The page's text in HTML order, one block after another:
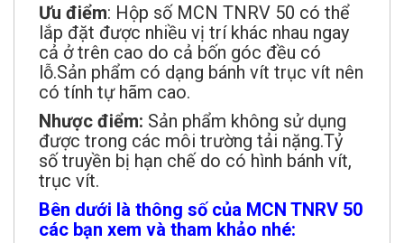
Ưu điểm: Hộp số MCN TNRV 50 có thể
lắp đặt được nhiều vị trí khác nhau ngay
cả ở trên cao do cả bốn góc đều có
lỗ.Sản phẩm có dạng bánh vít trục vít nên
có tính tự hãm cao.
Nhược điểm: Sản phẩm không sử dụng
được trong các môi trường tải nặng.Tỷ
số truyền bị hạn chế do có hình bánh vít,
trục vít.
Bên dưới là thông số của MCN TNRV 50
các bạn xem và tham khảo nhé: